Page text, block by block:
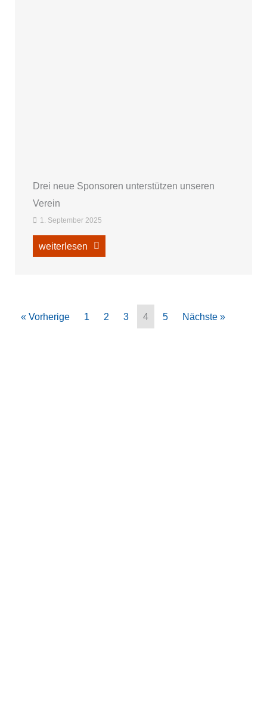
Drei neue Sponsoren unterstützen unseren
Verein
1. September 2025
weiterlesen
« Vorherige 1 2 3 4 5 Nächste »